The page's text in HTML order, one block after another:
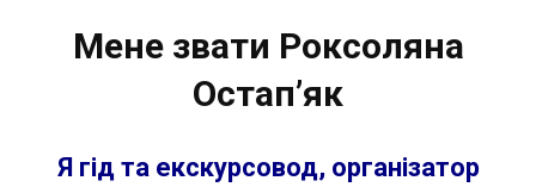
Мене звати Роксоляна
Остап’як
Я гід та екскурсовод, організатор